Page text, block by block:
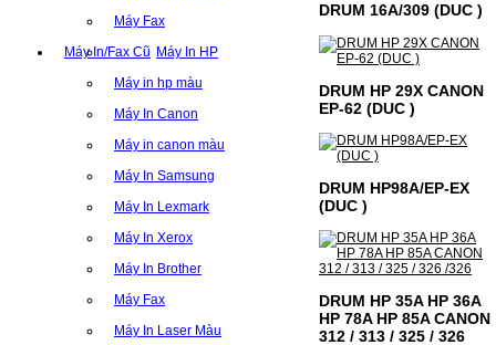
Máy Fax
Máy In/Fax Cũ Máy In HP
Máy in hp màu
Máy In Canon
Máy in canon màu
Máy In Samsung
Máy In Lexmark
Máy In Xerox
Máy In Brother
Máy Fax
Máy In Laser Màu
DRUM 16A/309 (DUC )
DRUM HP 29X CANON
EP-62 (DUC )
DRUM HP98A/EP-EX
(DUC )
DRUM HP 35A HP 36A
HP 78A HP 85A CANON
312 / 313 / 325 / 326